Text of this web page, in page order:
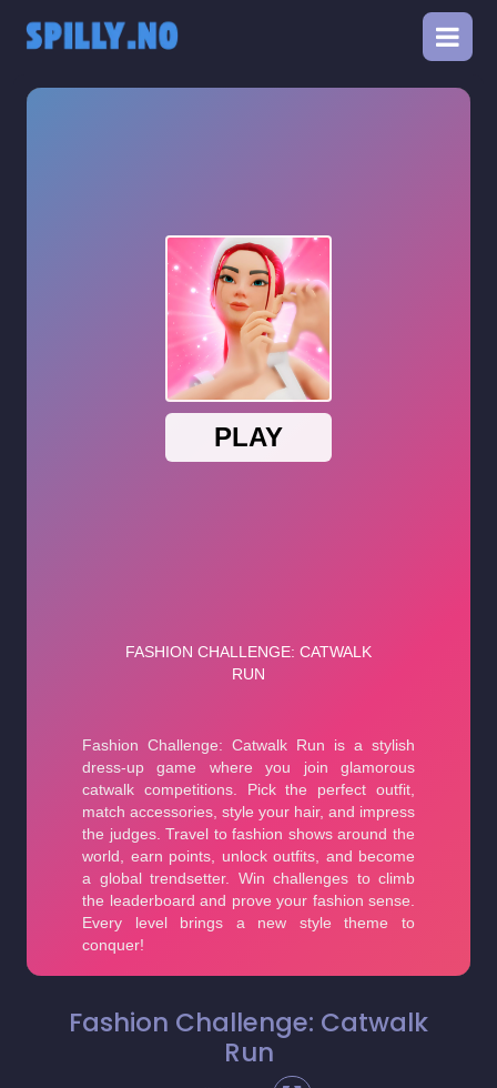
Fashion Challenge: Catwalk
Run